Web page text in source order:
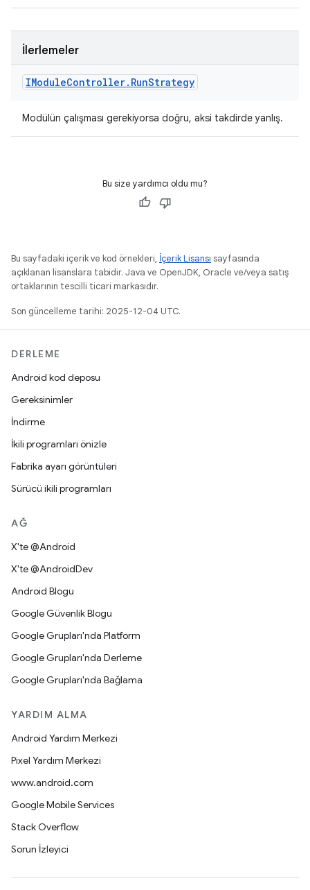
İlerlemeler
IModuleController. RunStrategy
Modülün çalışması gerekiyorsa doğru, aksi takdirde yanlış.
Bu size yardımcı oldu mu?
Bu sayfadaki içerik ve kod örnekleri, İçerik Lisansı sayfasında
açıklanan lisanslara tabidir. Java ve OpenJDK, Oracle ve/veya satış
ortaklarının tescilli ticari markasıdır.
Son güncelleme tarihi: 2025-12-04 UTC.
DERLEME
Android kod deposu
Gereksinimler
İndirme
İkili programları önizle
Fabrika ayarı görüntüleri
Sürücü ikili programları
AĞ
X'te @Android
X'te @AndroidDev
Android Blogu
Google Güvenlik Blogu
Google Grupları'nda Platform
Google Grupları'nda Derleme
Google Grupları'nda Bağlama
YARDIM ALMA
Android Yardım Merkezi
Pixel Yardım Merkezi
www.android.com
Google Mobile Services
Stack Overflow
Sorun İzleyici